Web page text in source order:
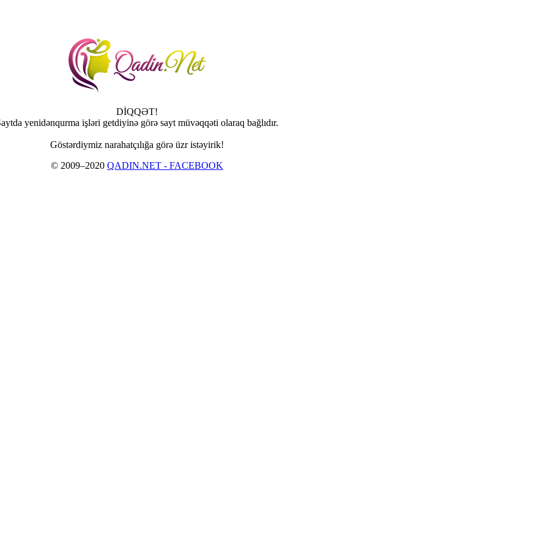
DİQQƏT!
yenidənqurma işləri getdiyinə görə sayt müvəqqəti olaraq bağlıdır.
Göstərdiymiz narahatçılığa görə üzr istəyirik!
© 2009–2020 QADIN.NET - FACEBOOK